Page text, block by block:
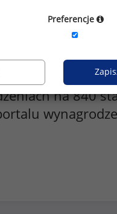
na 840
Preferencje